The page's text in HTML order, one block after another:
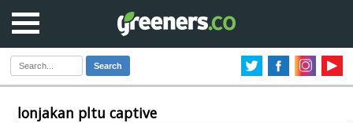
Search
lonjakan pltu captive